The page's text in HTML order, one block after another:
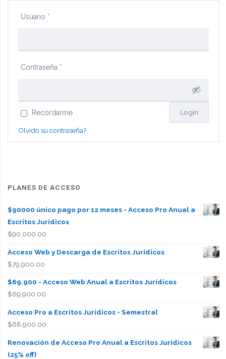
Usuario *
Contraseña *
Recordarme
Olvido su contraseña?
PLANES DE ACCESO
$90000 único pago por 12 meses - Acceso Pro Anual a
Escritos Jurídicos
$90,000.00
Acceso Web y Descarga de Escritos Jurídicos
$79,900.00
$69.900 - Acceso Web Anual a Escritos Jurídicos
$69,900.00
Acceso Pro a Escritos Jurídicos - Semestral
$68,900.00
Renovación de Acceso Pro Anual a Escritos Jurídicos
(25% off)